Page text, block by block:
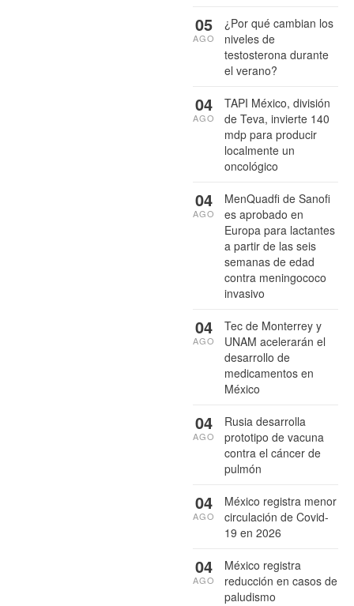
¿Por qué cambian los
niveles de
testosterona durante
el verano?
05
AGO
TAPI México, división
de Teva, invierte 140
mdp para producir
localmente un
oncológico
04
AGO
MenQuadfi de Sanofi
es aprobado en
Europa para lactantes
a partir de las seis
semanas de edad
contra meningococo
invasivo
04
AGO
Tec de Monterrey y
UNAM acelerarán el
desarrollo de
medicamentos en
México
04
AGO
Rusia desarrolla
prototipo de vacuna
contra el cáncer de
pulmón
04
AGO
México registra menor
circulación de Covid-
19 en 2026
04
AGO
México registra
reducción en casos de
paludismo
04
AGO